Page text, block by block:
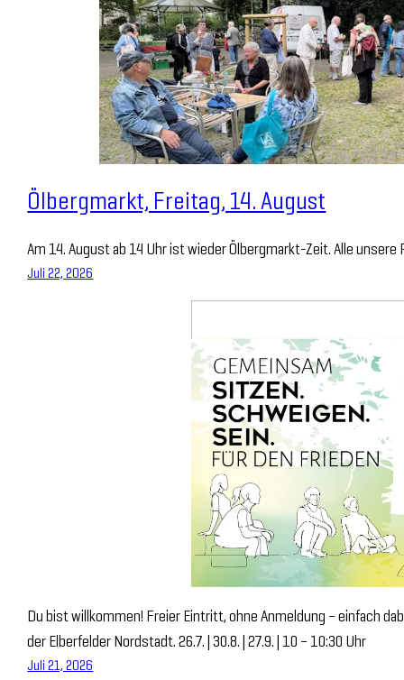
Ölbergmarkt, Freitag, 14. August
Am 14. August ab 14 Uhr ist wieder Ölbergmarkt-Zeit. Alle
Juli 22, 2026
Du bist willkommen! Freier Eintritt, ohne Anmeldung – einfach
der Elberfelder Nordstadt. 26.7. | 30.8. | 27.9. | 10 – 10:30 Uhr
Juli 21, 2026